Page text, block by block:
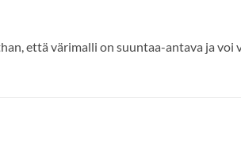
että värimalli on suuntaa-antava ja